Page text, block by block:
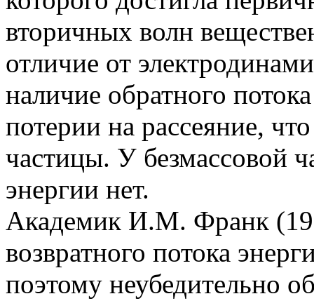
вторичных волн
отличие от
наличие обратного
потерии на рассеяние,
частицы. У безмассовой
энергии нет.
Академик И.М. Франк
возвратного потока
поэтому неубедительно